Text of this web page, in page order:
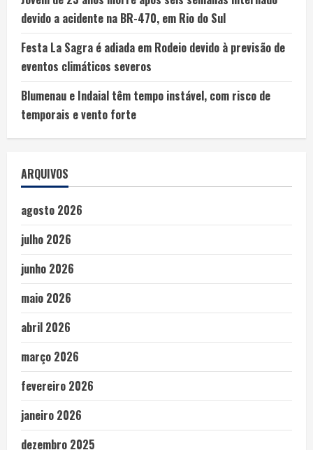
devido a acidente na BR-470, em Rio do Sul
Festa La Sagra é adiada em Rodeio devido à previsão de
eventos climáticos severos
Blumenau e Indaial têm tempo instável, com risco de
temporais e vento forte
ARQUIVOS
agosto 2026
julho 2026
junho 2026
maio 2026
abril 2026
março 2026
fevereiro 2026
janeiro 2026
dezembro 2025